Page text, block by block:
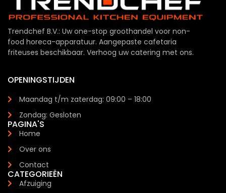
Trendchef B.V.: Uw one-stop groothandel voor non-
food horeca-apparatuur. Aangepaste cafetaria
friteuses beschikbaar. Verhoog uw catering met ons.
OPENINGSTIJDEN
Maandag t/m zaterdag: 09:00 – 18:00
Zondag: Gesloten
PAGINA'S
Home
Over ons
Contact
CATEGORIEËN
Afzuiging